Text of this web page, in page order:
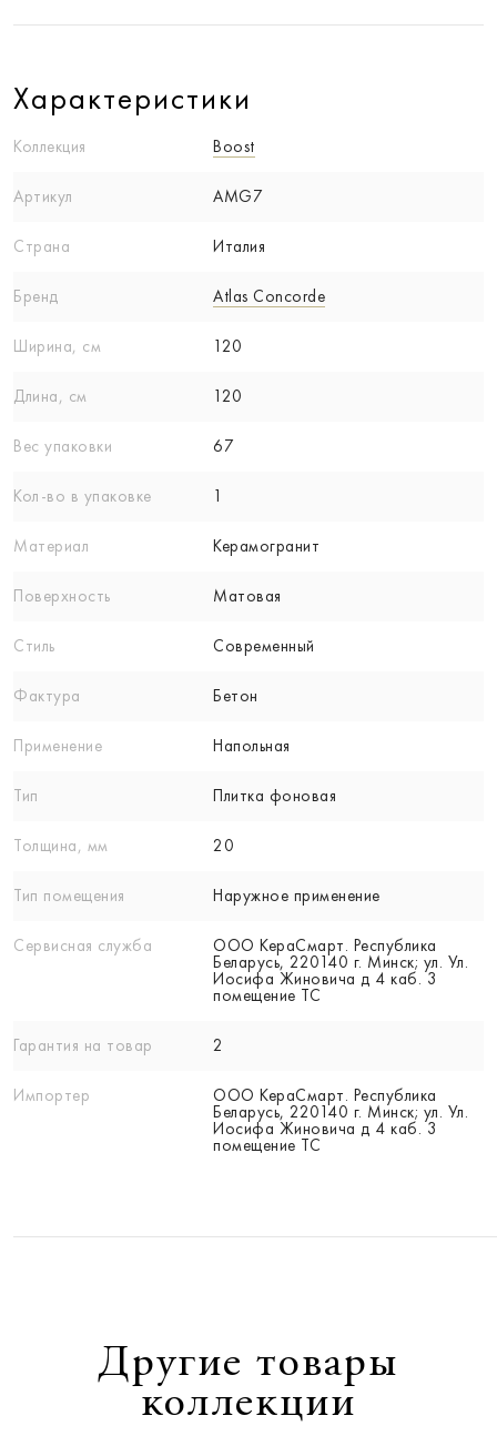
Характеристики
Коллекция Boost
Артикул AMG7
Страна Италия
Бренд Atlas Concorde
Ширина, см 120
Длина, см 120
Вес упаковки 67
Кол-вo в упаковке 1
Материал Керамогранит
Поверхность Матовая
Стиль Современный
Фактура Бетон
Применение Напольная
Тип Плитка фоновая
Толщина, мм 20
Тип помещения Наружное применение
Сервисная служба
ООО КераСмарт. Республика
Беларусь, 220140 г. Минск; ул. Ул.
Иосифа Жиновича д 4 каб. 3
помещение ТС
Гарантия на товар 2
Импортер
ООО КераСмарт. Республика
Беларусь, 220140 г. Минск; ул. Ул.
Иосифа Жиновича д 4 каб. 3
помещение ТС
Другие товары
коллекции